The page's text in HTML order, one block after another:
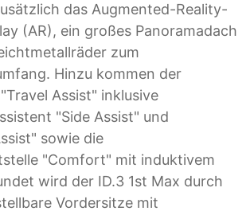
das Augmented-Reality-
(AR), ein großes Panoramadach
zum
Hinzu kommen der
Assist" inklusive
"Side Assist" und
sowie die
"Comfort" mit induktivem
wird der ID.3 1st Max durch
Vordersitze mit